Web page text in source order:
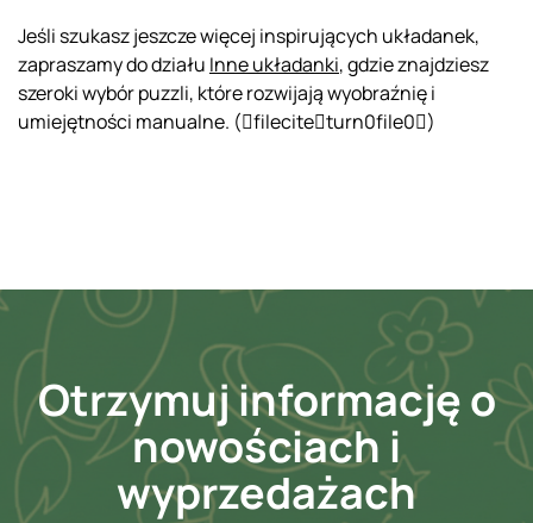
Jeśli szukasz jeszcze więcej inspirujących układanek,
zapraszamy do działu Inne układanki, gdzie znajdziesz
szeroki wybór puzzli, które rozwijają wyobraźnię i
umiejętności manualne. (fileciteturn0file0)
Otrzymuj informację o
nowościach i
wyprzedażach